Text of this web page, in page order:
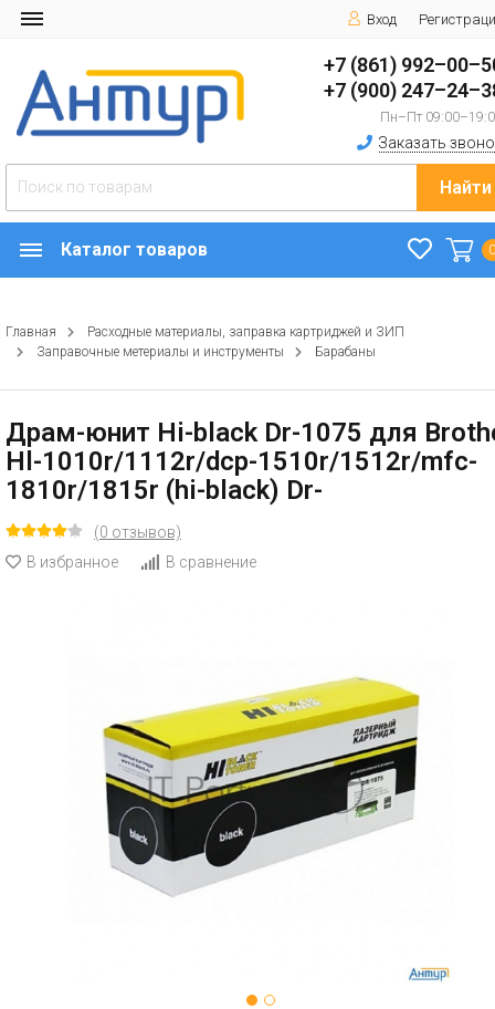
Вход
+7 (861)
+7 (900)
Пн–Пт
Заказать
Найти
Каталог товаров
Главная
Расходные материалы, заправка картриджей и ЗИП
Заправочные метериалы и инструменты
Барабаны
Драм-юнит Hi-black Dr-1075 для
Hl-1010r/1112r/dcp-1510r/1512r/mfc-
1810r/1815r (hi-black) Dr-
(0 отзывов)
В избранное
В сравнение